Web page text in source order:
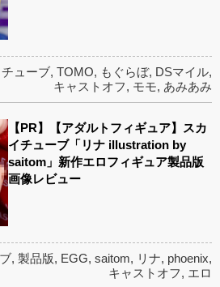
ューブ, TOMO, もぐらぼ, DSマイル,
キャストオフ, モモ, あみあみ
【PR】【アダルトフィギュア】スカ
イチューブ「リナ illustration by
saitom」新作エロフィギュア製品版
画像レビュー
, 製品版, EGG, saitom, リナ, phoenix,
キャストオフ, エロ